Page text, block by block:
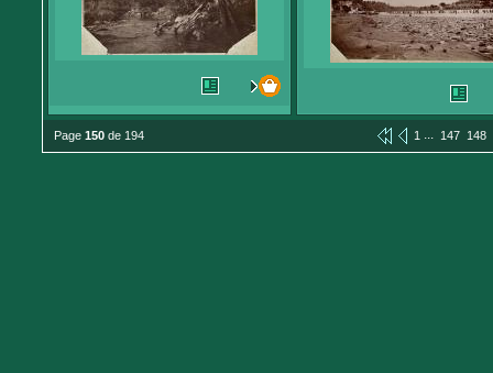
Page 150 de 194 1 ... 147 148